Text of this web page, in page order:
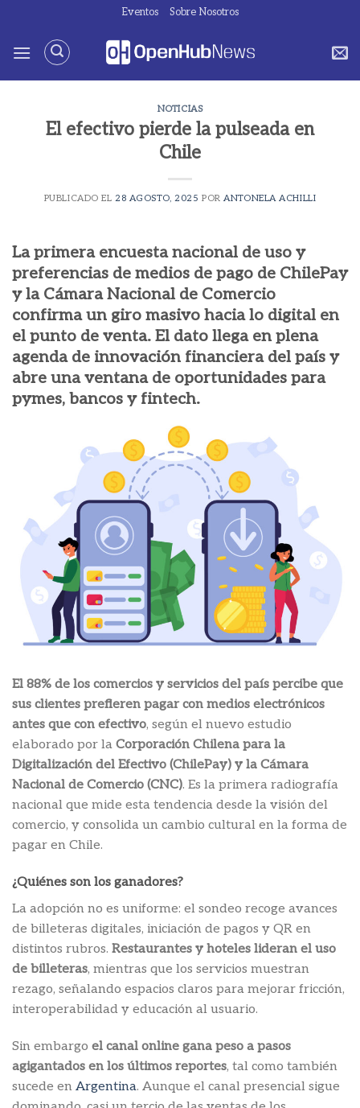
contenido
Eventos Sobre Nosotros
NOTICIAS
El efectivo pierde la pulseada en
Chile
PUBLICADO EL 28 AGOSTO, 2025 POR ANTONELA ACHILLI
La primera encuesta nacional de uso y
preferencias de medios de pago de ChilePay
y la Cámara Nacional de Comercio
confirma un giro masivo hacia lo digital en
el punto de venta. El dato llega en plena
agenda de innovación financiera del país y
abre una ventana de oportunidades para
pymes, bancos y fintech.
El 88% de los comercios y servicios del país percibe que
sus clientes prefieren pagar con medios electrónicos
antes que con efectivo, según el nuevo estudio
elaborado por la Corporación Chilena para la
Digitalización del Efectivo (ChilePay) y la Cámara
Nacional de Comercio (CNC). Es la primera radiografía
nacional que mide esta tendencia desde la visión del
comercio, y consolida un cambio cultural en la forma de
pagar en Chile.
¿Quiénes son los ganadores?
La adopción no es uniforme: el sondeo recoge avances
de billeteras digitales, iniciación de pagos y QR en
distintos rubros. Restaurantes y hoteles lideran el uso
de billeteras, mientras que los servicios muestran
rezago, señalando espacios claros para mejorar fricción,
interoperabilidad y educación al usuario.
Sin embargo el canal online gana peso a pasos
agigantados en los últimos reportes, tal como también
sucede en Argentina. Aunque el canal presencial sigue